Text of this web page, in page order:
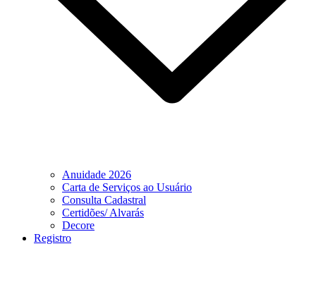
Anuidade 2026
Carta de Serviços ao Usuário
Consulta Cadastral
Certidões/ Alvarás
Decore
Registro